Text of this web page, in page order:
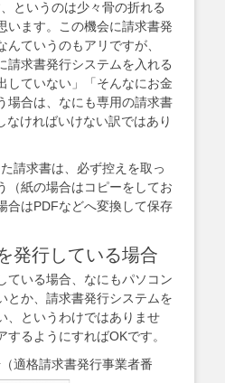
というのは少々骨の折れる
います。この機会に請求書発
ていうのもアリですが、
請求書発行システムを入れる
していない」「そんなにお金
場合は、なにも専用の請求書
なければいけない訳ではあり
請求書は、必ず控えを取っ
（紙の場合はコピーをしてお
合はPDFなどへ変換して保存
発行している場合
ている場合、なにもパソコン
とか、請求書発行システムを
、というわけではありませ
するようにすればOKです。
適格請求書発行事業者番